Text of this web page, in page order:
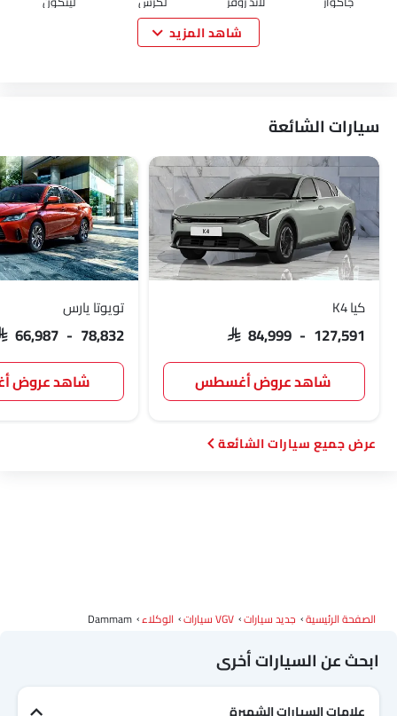
جينيسيس أبارث بورجوارد هافال
لوسيد بي واي دي تانك جيتور
GWM سوإست أومودا
سكاي ويل بترومين فوتون
دودج كاديلاك أستون مارتن
رام بوغاتي
شاهد المزيد
سيارات الشائعة
كيا K4
SAR 84,999 - 127,591
شاهد عروض أغسطس
تويوتا يارس
66,987 - 78,832
شاهد عروض
سيارات الشائعة
الصفحة الرئيسية جديد سيارات VGV سيارات الوكلاء Dammam
ابحث عن السيارات أخرى
علامات السيارات الشهيرة